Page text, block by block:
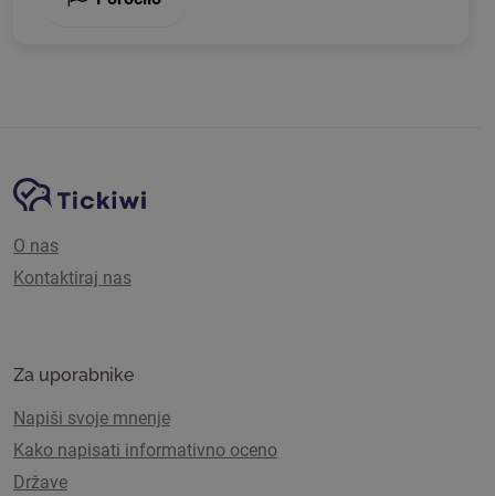
Navigacija spletnega mesta
Platforma Tickiwi
O nas
Kontaktiraj nas
Za uporabnike
Napiši svoje mnenje
Kako napisati informativno oceno
Države